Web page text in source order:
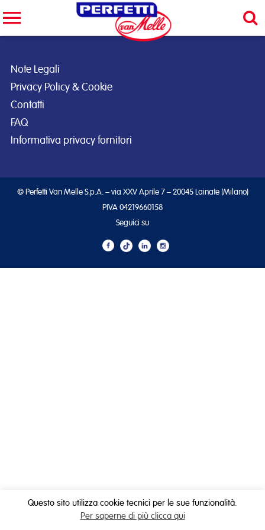
Note Legali
Privacy Policy & Cookie
Contatti
FAQ
Informativa privacy fornitori
© Perfetti Van Melle S.p.A. – via XXV Aprile 7 – 20045 Lainate (Milano)
PIVA 04219660158
Seguici su
Questo sito utilizza cookie tecnici per le sue funzionalità.
Per saperne di più clicca qui